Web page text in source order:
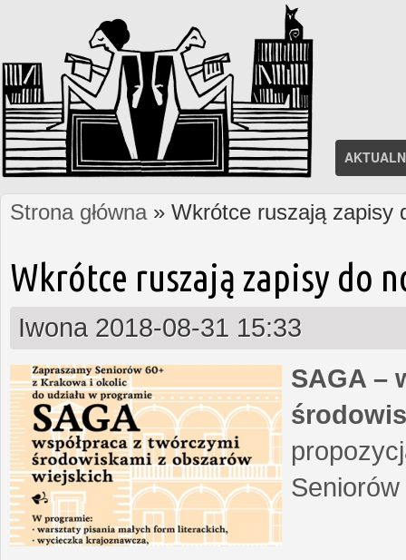
Jesteś tutaj
Strona główna» Wkrótce ruszają zapisy
Wkrótce ruszają zapisy do
Iwona 2018-08-31 15:33
SAGA –